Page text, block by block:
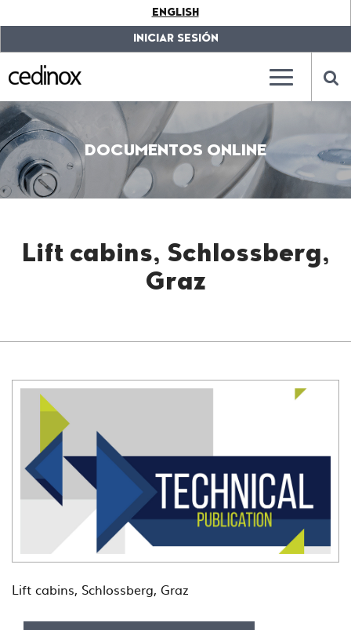
label.access.jump.content???
???
label.access.jump.header???
label.access.jump.footer???
???
label.access.jump.menu???
ENGLISH
INICIAR SESIÓN
???
???
DOCUMENTOS ONLINE
Lift cabins, Schlossberg,
Graz
Lift cabins, Schlossberg, Graz